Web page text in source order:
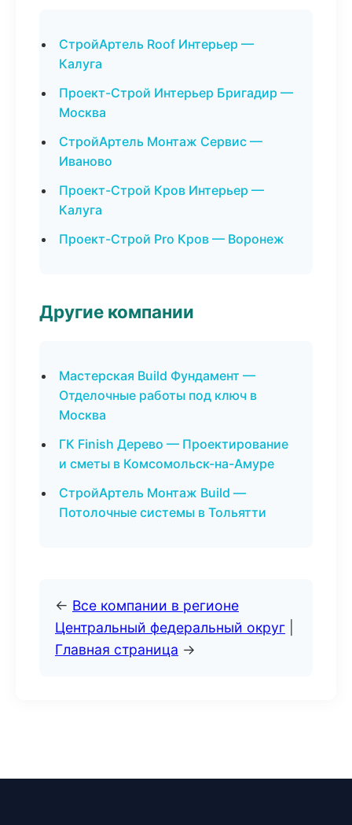
СтройАртель Roof Интерьер —
Калуга
Проект-Строй Интерьер Бригадир —
Москва
СтройАртель Монтаж Сервис —
Иваново
Проект-Строй Кров Интерьер —
Калуга
Проект-Строй Pro Кров — Воронеж
Другие компании
Мастерская Build Фундамент —
Отделочные работы под ключ в
Москва
ГК Finish Дерево — Проектирование
и сметы в Комсомольск-на-Амуре
СтройАртель Монтаж Build —
Потолочные системы в Тольятти
← Все компании в регионе
Центральный федеральный округ
Главная страница →